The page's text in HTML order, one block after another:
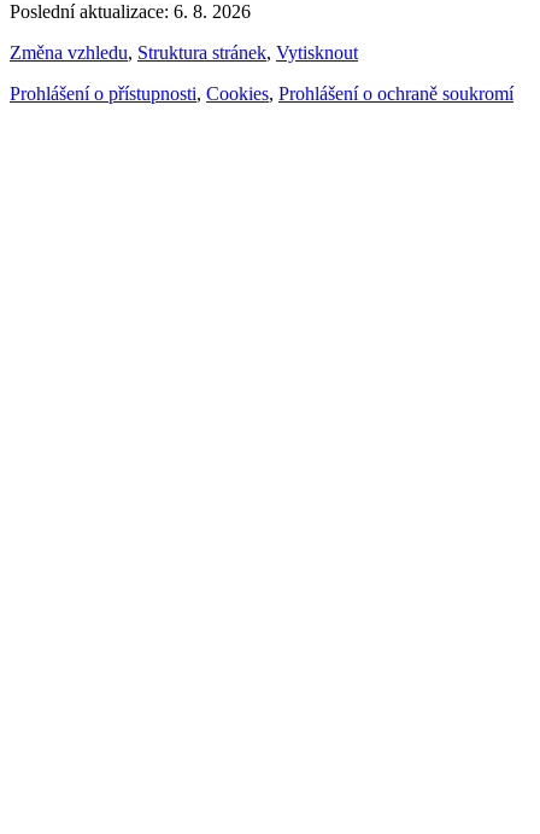
Poslední aktualizace: 6. 8. 2026
Změna vzhledu, Struktura stránek, Vytisknout
Prohlášení o přístupnosti, Cookies, Prohlášení o ochraně soukromí